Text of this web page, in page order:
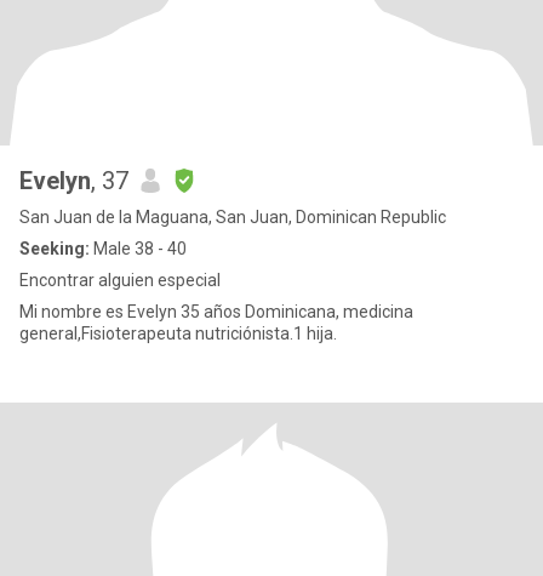
Evelyn, 37
San Juan de la Maguana, San Juan, Dominican Republic
Seeking: Male 38 - 40
Encontrar alguien especial
Mi nombre es Evelyn 35 años Dominicana, medicina
general,Fisioterapeuta nutriciónista.1 hija.